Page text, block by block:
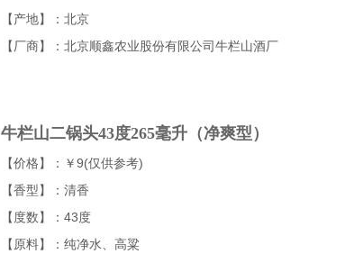
【产地】：北京
【厂商】：北京顺鑫农业股份有限公司牛栏山酒厂
牛栏山二锅头43度265毫升（净爽型）
【价格】：￥9(仅供参考)
【香型】：清香
【度数】：43度
【原料】：纯净水、高粱